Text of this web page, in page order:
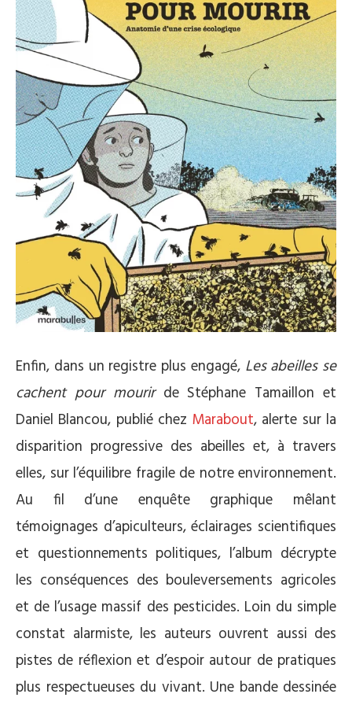
Enfin, dans un registre plus engagé, Les abeilles se
cachent pour mourirde Stéphane Tamaillon et
Daniel Blancou, publié chez Marabout, alerte sur la
disparition progressive des abeilles et, à travers
elles, sur l’équilibre fragile de notre environnement.
Au fil d’une enquête graphique mêlant
témoignages d’apiculteurs, éclairages scientifiques
et questionnements politiques, l’album décrypte
les conséquences des bouleversements agricoles
et de l’usage massif des pesticides. Loin du simple
constat alarmiste, les auteurs ouvrent aussi des
pistes de réflexion et d’espoir autour de pratiques
plus respectueuses du vivant. Une bande dessinée